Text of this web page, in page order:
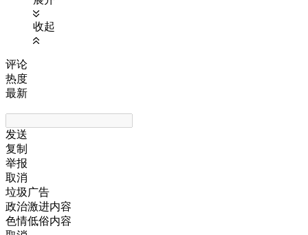
收起
评论
热度
最新
发送
复制
举报
取消
垃圾广告
政治激进内容
色情低俗内容